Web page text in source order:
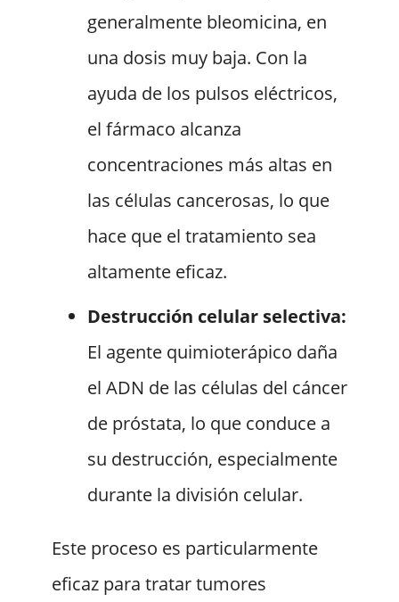
generalmente bleomicina, en
una dosis muy baja. Con la
ayuda de los pulsos eléctricos,
el fármaco alcanza
concentraciones más altas en
las células cancerosas, lo que
hace que el tratamiento sea
altamente eficaz.
Destrucción celular selectiva:
El agente quimioterápico daña
el ADN de las células del cáncer
de próstata, lo que conduce a
su destrucción, especialmente
durante la división celular.
Este proceso es particularmente
eficaz para tratar tumores